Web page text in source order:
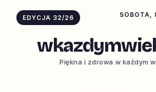
EDYCJA 32/26 SOBOTA,
Piękna i zdrowa w każdym